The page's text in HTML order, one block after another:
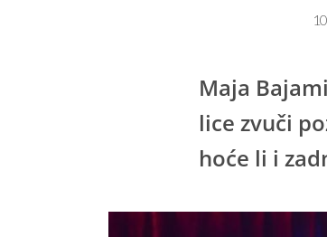
Maja
lice zvuči
hoće li i